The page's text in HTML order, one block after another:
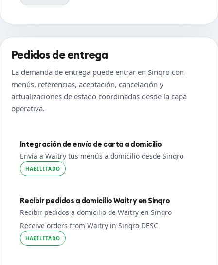
Pedidos de entrega
La demanda de entrega puede entrar en Sinqro con
menús, referencias, aceptación, cancelación y
actualizaciones de estado coordinadas desde la capa
operativa.
Integración de envío de carta a domicilio
Envía a Waitry tus menús a domicilio desde Sinqro
HABILITADO
Recibir pedidos a domicilio Waitry en Sinqro
Recibir pedidos a domicilio de Waitry en Sinqro
Receive orders from Waitry in Sinqro DESC
HABILITADO